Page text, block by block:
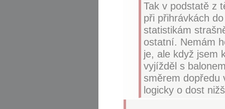
Tak v podstatě z
při přihrávkách
statistikám
ostatní. Nemám
je, ale když jsem
vyjížděl s
směrem dopředu
logicky o dost